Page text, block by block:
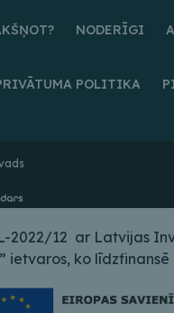
NODERĪGI
POLITIKA
2022/12 ar Latvijas
ko